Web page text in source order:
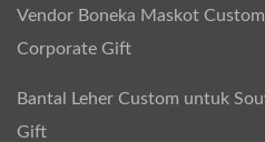
Vendor Boneka Maskot
Corporate Gift
Bantal Leher Custom untuk
Gift